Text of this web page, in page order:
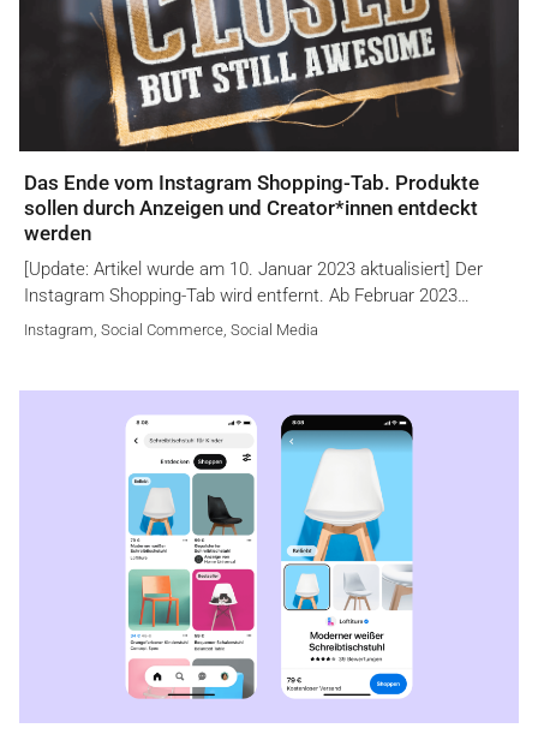
Das Ende vom Instagram Shopping-Tab. Produkte
sollen durch Anzeigen und Creator*innen entdeckt
werden
[Update: Artikel wurde am 10. Januar 2023 aktualisiert] Der
Instagram Shopping-Tab wird entfernt. Ab Februar 2023…
Instagram Social Commerce Social Media